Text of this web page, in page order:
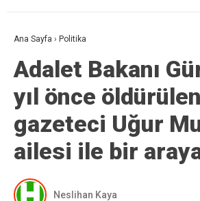
Ana Sayfa › Politika
Adalet Bakanı
yıl önce öldürülen
gazeteci Uğur
ailesi ile bir
Neslihan Kaya